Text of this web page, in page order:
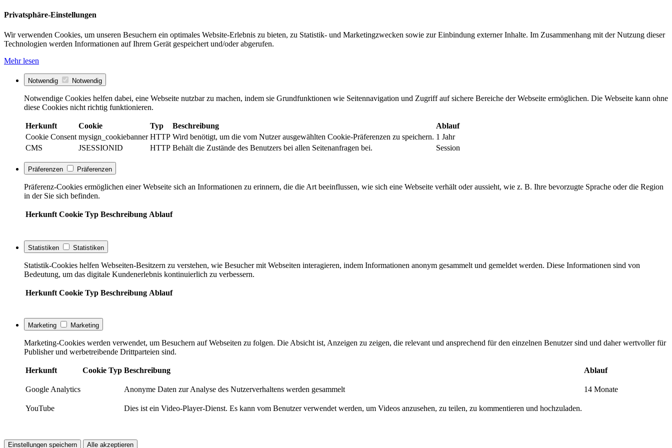
Privatsphäre-Einstellungen
Wir verwenden Cookies, um unseren Besuchern ein optimales Website-Erlebnis zu bieten, zu Statistik- und Marketingzwecken sowie zur Einbindung externer Inhalte. Im Zusammenhang mit der Nutzung dieser
Technologien werden Informationen auf Ihrem Gerät gespeichert und/oder abgerufen.
Mehr lesen
Notwendig Notwendig
Notwendige Cookies helfen dabei, eine Webseite nutzbar zu machen, indem sie Grundfunktionen wie Seitennavigation und Zugriff auf sichere Bereiche der Webseite ermöglichen. Die Webseite kann ohne
diese Cookies nicht richtig funktionieren.
Herkunft Cookie Typ Beschreibung
Ablauf
Cookie Consent mysign_cookiebanner HTTP Wird benötigt, um die vom Nutzer ausgewählten Cookie-Präferenzen zu speichern. 1 Jahr
CMS
JSESSIONID HTTP Behält die Zustände des Benutzers bei allen Seitenanfragen bei. Session
Präferenzen Präferenzen
Präferenz-Cookies ermöglichen einer Webseite sich an Informationen zu erinnern, die die Art beeinflussen, wie sich eine Webseite verhält oder aussieht, wie z. B. Ihre bevorzugte Sprache oder die Region
in der Sie sich befinden.
Herkunft Cookie Typ Beschreibung Ablauf
Statistiken Statistiken
Statistik-Cookies helfen Webseiten-Besitzern zu verstehen, wie Besucher mit Webseiten interagieren, indem Informationen anonym gesammelt und gemeldet werden. Diese Informationen sind von
Bedeutung, um das digitale Kundenerlebnis kontinuierlich zu verbessern.
Herkunft Cookie Typ Beschreibung Ablauf
Marketing Marketing
Marketing-Cookies werden verwendet, um Besuchern auf Webseiten zu folgen. Die Absicht ist, Anzeigen zu zeigen, die relevant und ansprechend für den einzelnen Benutzer sind und daher wertvoller für
Publisher und werbetreibende Drittparteien sind.
Herkunft Cookie Typ Beschreibung Ablauf
Google Analytics Anonyme Daten zur Analyse des Nutzerverhaltens werden gesammelt 14 Monate
YouTube Dies ist ein Video-Player-Dienst. Es kann vom Benutzer verwendet werden, um Videos anzusehen, zu teilen, zu kommentieren und hochzuladen.
Einstellungen speichern Alle akzeptieren